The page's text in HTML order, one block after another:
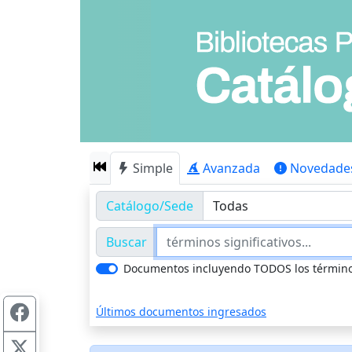
Simple Avanzada
Catálogo/Sede
Buscar
Documentos incluyendo TODOS los
Últimos documentos ingresados